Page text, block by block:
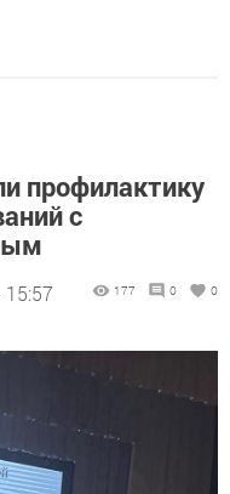
профилактику
с
177 0 0